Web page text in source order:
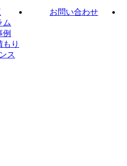
ム
例
り
ス
お問い合わせ